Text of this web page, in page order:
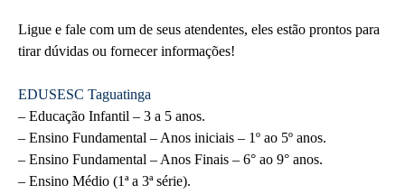
Ligue e fale com um de seus atendentes, eles estão prontos para
tirar dúvidas ou fornecer informações!
EDUSESC Taguatinga
– Educação Infantil – 3 a 5 anos.
– Ensino Fundamental – Anos iniciais – 1º ao 5º anos.
– Ensino Fundamental – Anos Finais – 6° ao 9° anos.
– Ensino Médio (1ª a 3ª série).